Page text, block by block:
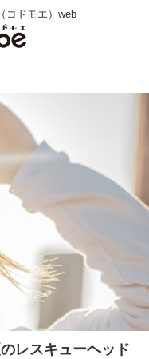
コドモエ）web
レスキューヘッド